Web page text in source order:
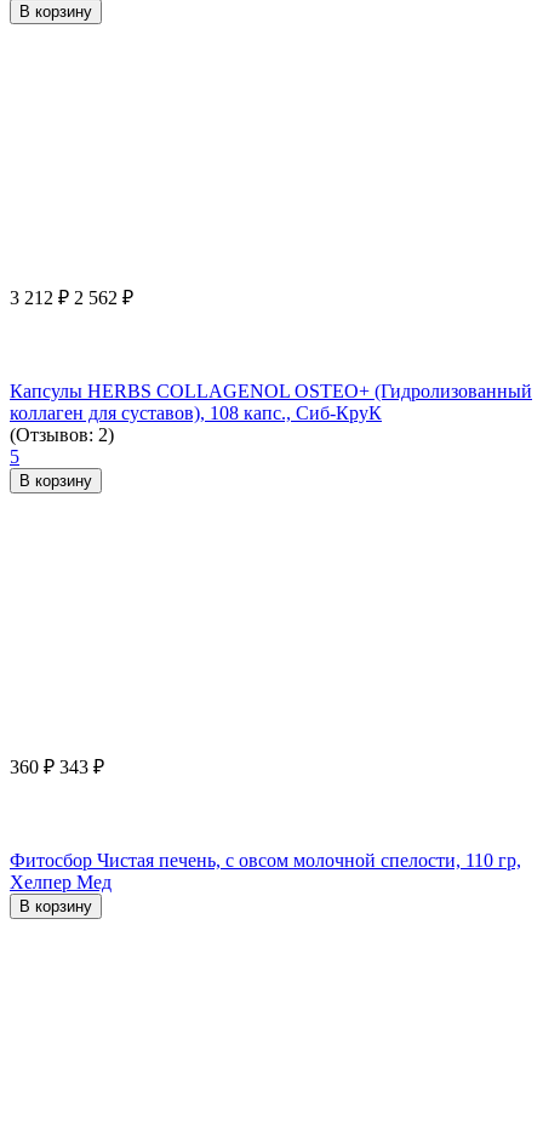
В корзину
3 212 ₽ 2 562 ₽
Капсулы HERBS COLLAGENOL OSTEO+ (Гидролизованный
коллаген для суставов), 108 капс., Сиб-КруК
(Отзывов: 2)
5
В корзину
360 ₽ 343 ₽
Фитосбор Чистая печень, с овсом молочной спелости, 110 гр,
Хелпер Мед
В корзину